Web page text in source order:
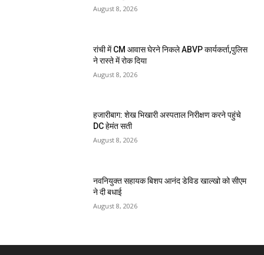
August 8, 2026
रांची में CM आवास घेरने निकले ABVP कार्यकर्ता,पुलिस
ने रास्ते में रोक दिया
August 8, 2026
हजारीबाग: शेख भिखारी अस्पताल निरीक्षण करने पहुंचे
DC हेमंत सती
August 8, 2026
नवनियुक्त सहायक बिशप आनंद डेविड खाल्खो को सीएम
ने दी बधाई
August 8, 2026